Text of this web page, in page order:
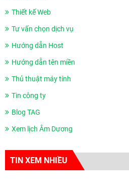
Thiết kế Web
Tư vấn chọn dịch vụ
Hướng dẫn Host
Hướng dẫn tên miền
Thủ thuật máy tính
Tin công ty
Blog TAG
Xem lịch Âm Dương
TIN XEM NHIỀU